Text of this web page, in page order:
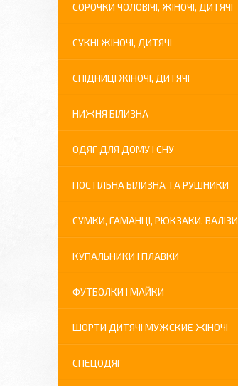
СОРОЧКИ ЧОЛОВІЧІ, ЖІНОЧІ, ДИТЯЧІ
СУКНІ ЖІНОЧІ, ДИТЯЧІ
СПІДНИЦІ ЖІНОЧІ, ДИТЯЧІ
НИЖНЯ БІЛИЗНА
ОДЯГ ДЛЯ ДОМУ І СНУ
ПОСТІЛЬНА БІЛИЗНА ТА РУШНИКИ
СУМКИ, ГАМАНЦІ, РЮКЗАКИ, ВАЛІЗИ
КУПАЛЬНИКИ І ПЛАВКИ
ФУТБОЛКИ І МАЙКИ
ШОРТИ ДИТЯЧІ МУЖСКИЕ ЖІНОЧІ
СПЕЦОДЯГ